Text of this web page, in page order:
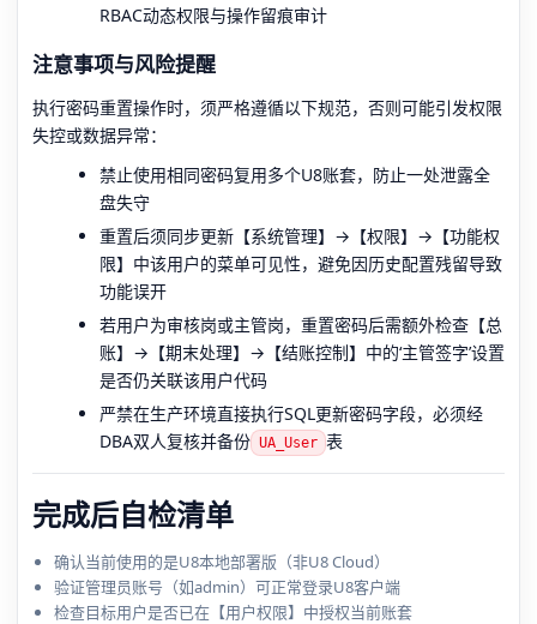
RBAC动态权限与操作留痕审计
注意事项与风险提醒
执行密码重置操作时，须严格遵循以下规范，否则可能引发权限
失控或数据异常：
禁止使用相同密码复用多个U8账套，防止一处泄露全
盘失守
重置后须同步更新【系统管理】→【权限】→【功能权
限】中该用户的菜单可见性，避免因历史配置残留导致
功能误开
若用户为审核岗或主管岗，重置密码后需额外检查【总
账】→【期末处理】→【结账控制】中的‘主管签字’设置
是否仍关联该用户代码
严禁在生产环境直接执行SQL更新密码字段，必须经
DBA双人复核并备份 UA_User 表
完成后自检清单
确认当前使用的是U8本地部署版（非U8 Cloud）
验证管理员账号（如admin）可正常登录U8客户端
检查目标用户是否已在【用户权限】中授权当前账套